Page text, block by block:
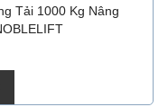
Tải 1000 Kg Nâng